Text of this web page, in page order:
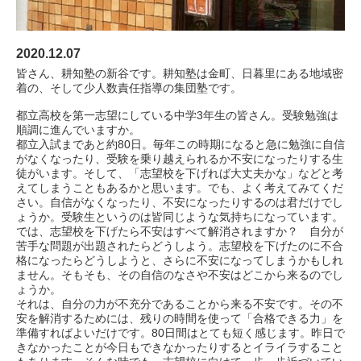
2020.12.07
皆さん、耕知塾の新谷です。耕知塾は金町、日暮里にある地域密
着の、そして少人数責任指導の集団塾です。
都立高校を第一志望にしている中学3年生の皆さん。受験勉強は
順調に進んでいますか。
都立入試まであと約80日。毎年この時期になると急に勉強に自信
がなくなったり、受験を乗り越えられるか不安になったりする生
徒がいます。そして、「志望校を下げれば大丈夫かな」などと考
えてしまうこともあるかと思います。でも、よく考えてみてくだ
さい。自信がなくなったり、不安になったりするのは君だけでし
ょうか。受験生というのは皆同じような気持ちになっています。
では、志望校を下げたら不安はすべて解消されますか？ 自分が
苦手な問題が出題されたらどうしよう。志望校を下げたのに不合
格になったらどうしようと、さらに不安になってしまうかもしれ
ません。そもそも、その自信のなさや不安はどこから来るのでし
ょうか。
それは、自分の力が不充分であることから来る不安です。その不
安を解消するためには、残りの時間を使って「合格できる力」を
準備すればよいだけです。80日間はとても短く感じます。昨日で
きなかったことが今日もできなかったりするとイライラすること